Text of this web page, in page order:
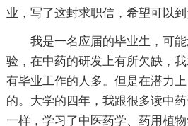
业，写了这封求职信，希望可以到
我是一名应届的毕业生，可
验，在中药的研发上有所欠缺，
有毕业工作的人多。但是在潜力
的。大学的四年，我跟很多读中
一样，学习了中医药学、药用植